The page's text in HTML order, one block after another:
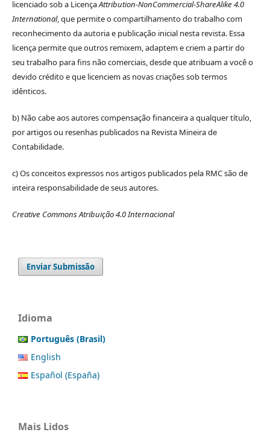
licenciado sob a LicençaAttribution-NonCommercial-ShareAlike 4.0
International, que permite o compartilhamento do trabalho com
reconhecimento da autoria e publicação inicial nesta revista. Essa
licença permite que outros remixem, adaptem e criem a partir do
seu trabalho para fins não comerciais, desde que atribuam a você o
devido crédito e que licenciem as novas criações sob termos
idênticos.
b) Não cabe aos autores compensação financeira a qualquer título,
por artigos ou resenhas publicados na Revista Mineira de
Contabilidade.
c) Os conceitos expressos nos artigos publicados pela RMC são de
inteira responsabilidade de seus autores.
Creative Commons Atribuição 4.0 Internacional
Enviar Submissão
Idioma
Português (Brasil)
English
Español (España)
Mais Lidos